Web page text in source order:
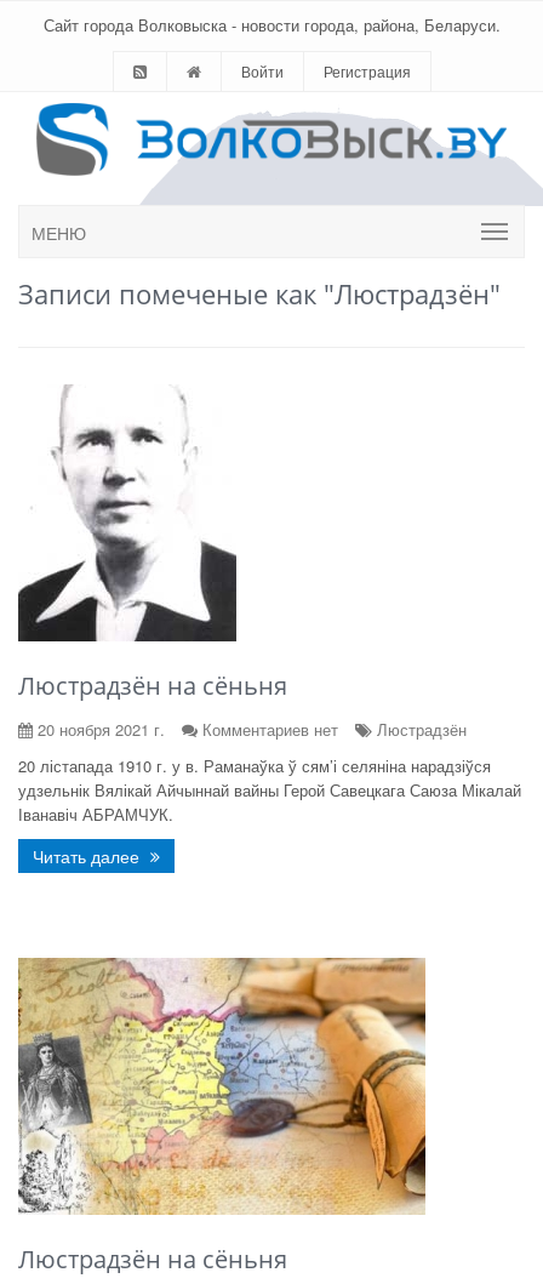
Сайт города Волковыска - новости города, района, Беларуси.
Войти Регистрация
МЕНЮ
Записи помеченые как "Люстрадзён"
Люстрадзён на сёньня
20 ноября 2021 г. Комментариев нет
Люстрадзён
20 лістапада 1910 г. у в. Раманаўка ў сям’і селяніна нарадзіўся
удзельнік Вялікай Айчыннай вайны Герой Савецкага Саюза Мікалай
Іванавіч АБРАМЧУК.
Читать далее
Люстрадзён на сёньня